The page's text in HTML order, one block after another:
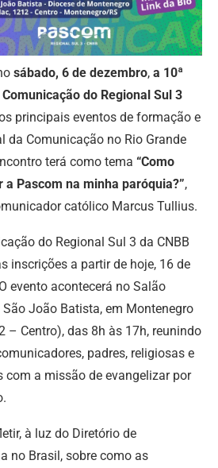
sábado, 6 de dezembro, a 10ª
do Regional Sul 3
principais eventos de formação e
da Comunicação no Rio Grande
terá como tema “Como
Pascom na minha paróquia?”,
católico Marcus Tullius.
do Regional Sul 3 da CNBB
inscrições a partir de hoje, 16 de
evento acontecerá no Salão
João Batista, em Montenegro
– Centro), das 8h às 17h, reunindo
padres, religiosas e
com a missão de evangelizar por
à luz do Diretório de
no Brasil, sobre como as